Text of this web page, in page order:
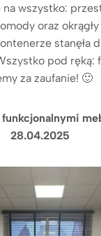
na wszystko:
oraz
stanęła
pod ręką:
za zaufanie! 🙂
28.04.2025